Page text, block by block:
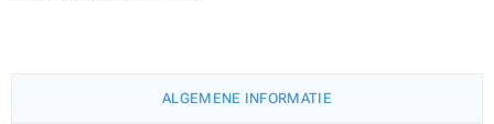
ALGEMENE INFORMATIE